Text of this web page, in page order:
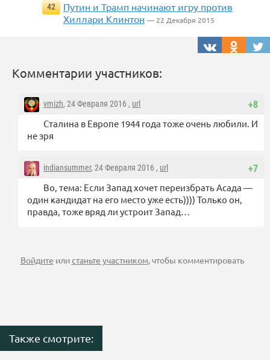
42
Путин и Трамп начинают игру против
Хиллари Клинтон — 22 Декабря 2015
Комментарии участников:
+8
vmizh, 24 Февраля 2016 , url
Сталина в Европе 1944 года тоже очень любили. И
не зря
+7
indiansummer, 24 Февраля 2016 , url
Во, тема: Если Запад хочет переизбрать Асада —
один кандидат на его место уже есть)))) Только он,
правда, тоже вряд ли устроит Запад…
Войдите илистаньте участником, чтобы комментировать
Также смотрите: